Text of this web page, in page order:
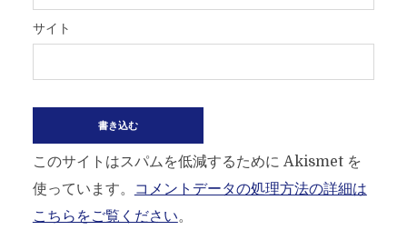
サイト
このサイトはスパムを低減するために Akismet を
使っています。
コメントデータの処理方法の詳細は
こちらをご覧ください。